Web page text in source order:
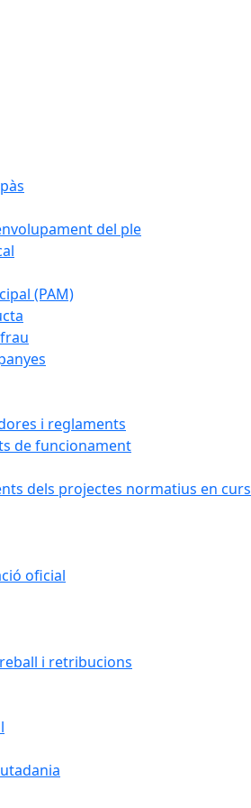
del ple
(PAM)
i reglaments
de funcionament
dels projectes normatius en curs
oficial
i retribucions